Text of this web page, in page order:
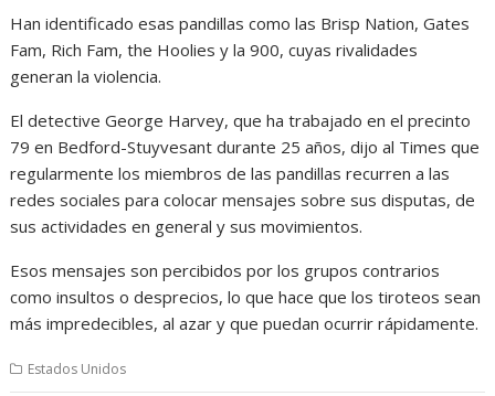
Han identificado esas pandillas como las Brisp Nation, Gates
Fam, Rich Fam, the Hoolies y la 900, cuyas rivalidades
generan la violencia.
El detective George Harvey, que ha trabajado en el precinto
79 en Bedford-Stuyvesant durante 25 años, dijo al Times que
regularmente los miembros de las pandillas recurren a las
redes sociales para colocar mensajes sobre sus disputas, de
sus actividades en general y sus movimientos.
Esos mensajes son percibidos por los grupos contrarios
como insultos o desprecios, lo que hace que los tiroteos sean
más impredecibles, al azar y que puedan ocurrir rápidamente.
Estados Unidos